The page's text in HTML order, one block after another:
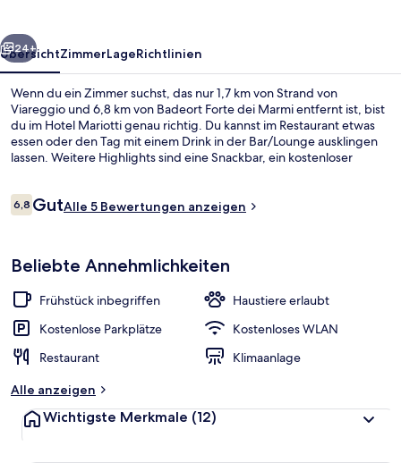
Weiter
24+
ÜbersichtZimmerLageRichtlinien
Wenn du ein Zimmer suchst, das nur 1,7 km von Strand von
Viareggio und 6,8 km von Badeort Forte dei Marmi entfernt ist, bist
du im Hotel Mariotti genau richtig. Du kannst im Restaurant etwas
essen oder den Tag mit einem Drink in der Bar/Lounge ausklingen
lassen. Weitere Highlights sind eine Snackbar, ein kostenloser
Bewertungen
6,86,8 von 10.
GutAlle 5 Bewertungen anzeigen
Beliebte Annehmlichkeiten
Frühstück inbegriffen
Haustiere erlaubt
Kostenlose Parkplätze
Kostenloses WLAN
Restaurant
Klimaanlage
Alle anzeigen
Wichtigste Merkmale (12)